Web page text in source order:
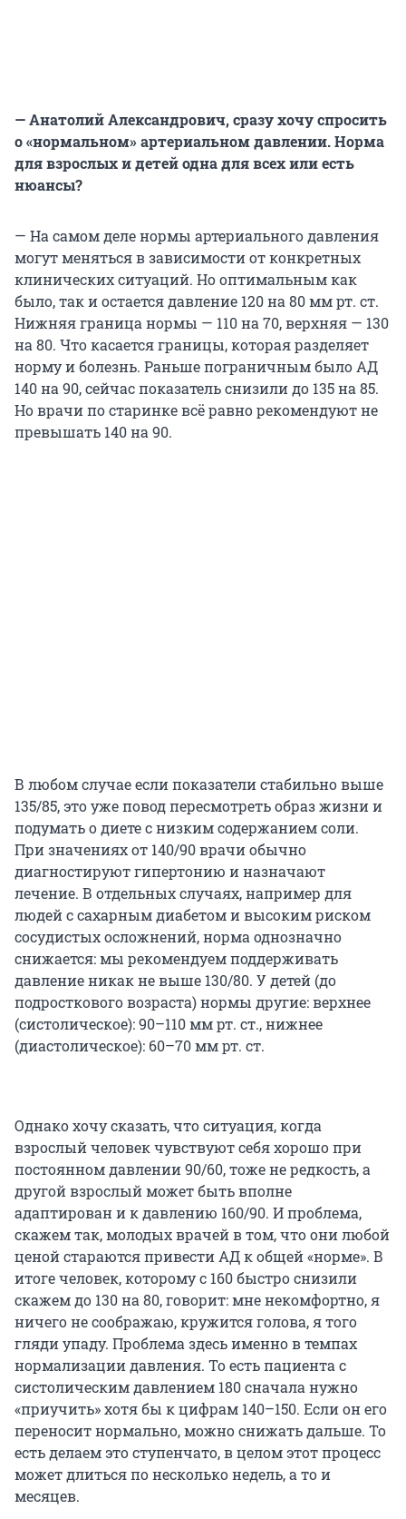
— Анатолий Александрович, сразу хочу спросить
о «нормальном» артериальном давлении. Норма
для взрослых и детей одна для всех или есть
нюансы?
— На самом деле нормы артериального давления
могут меняться в зависимости от конкретных
клинических ситуаций. Но оптимальным как
было, так и остается давление 120 на 80 мм рт. ст.
Нижняя граница нормы — 110 на 70, верхняя — 130
на 80. Что касается границы, которая разделяет
норму и болезнь. Раньше пограничным было АД
140 на 90, сейчас показатель снизили до 135 на 85.
Но врачи по старинке всё равно рекомендуют не
превышать 140 на 90.
В любом случае если показатели стабильно выше
135/85, это уже повод пересмотреть образ жизни и
подумать о диете с низким содержанием соли.
При значениях от 140/90 врачи обычно
диагностируют гипертонию и назначают
лечение. В отдельных случаях, например для
людей с сахарным диабетом и высоким риском
сосудистых осложнений, норма однозначно
снижается: мы рекомендуем поддерживать
давление никак не выше 130/80. У детей (до
подросткового возраста) нормы другие: верхнее
(систолическое): 90–110 мм рт. ст., нижнее
(диастолическое): 60–70 мм рт. ст.
Однако хочу сказать, что ситуация, когда
взрослый человек чувствуют себя хорошо при
постоянном давлении 90/60, тоже не редкость, а
другой взрослый может быть вполне
адаптирован и к давлению 160/90. И проблема,
скажем так, молодых врачей в том, что они любой
ценой стараются привести АД к общей «норме». В
итоге человек, которому с 160 быстро снизили
скажем до 130 на 80, говорит: мне некомфортно, я
ничего не соображаю, кружится голова, я того
гляди упаду. Проблема здесь именно в темпах
нормализации давления. То есть пациента с
систолическим давлением 180 сначала нужно
«приучить» хотя бы к цифрам 140–150. Если он его
переносит нормально, можно снижать дальше. То
есть делаем это ступенчато, в целом этот процесс
может длиться по несколько недель, а то и
месяцев.